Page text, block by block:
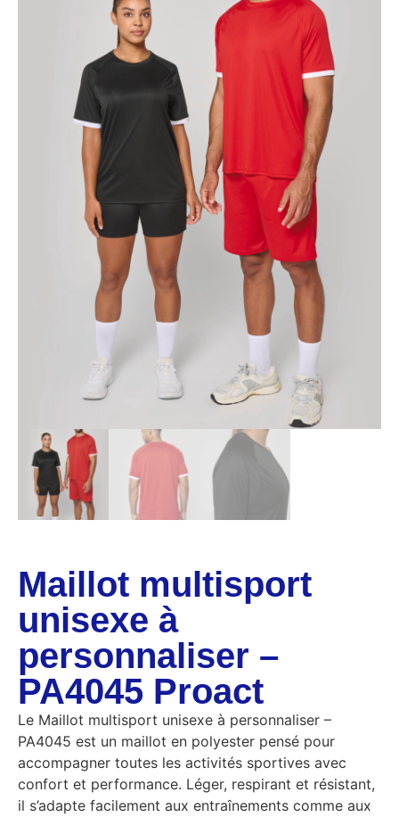
Maillot multisport
unisexe à
personnaliser –
PA4045 Proact
Le Maillot multisport unisexe à personnaliser –
PA4045 est un maillot en polyester pensé pour
accompagner toutes les activités sportives avec
confort et performance. Léger, respirant et résistant,
il s’adapte facilement aux entraînements comme aux